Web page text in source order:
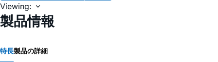
Viewing:
製品情報
特長製品の詳細